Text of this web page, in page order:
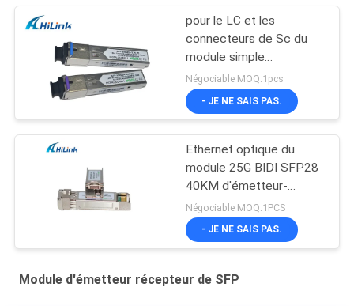
pour le LC et les
connecteurs de Sc du
module simple
d'émetteur-récepteur de
WDM SFP de la fibre
1.25G SFP
Négociable MOQ:1pcs
- JE NE SAIS PAS.
Ethernet optique du
module 25G BIDI SFP28
40KM d'émetteur-
récepteur de 25Gb/s
SFP28 BIDI 40km
Négociable MOQ:1PCS
- JE NE SAIS PAS.
Module d'émetteur récepteur de SFP